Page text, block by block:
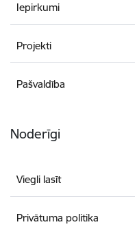
Iepirkumi
Projekti
Pašvaldība
Noderīgi
Viegli lasīt
Privātuma politika